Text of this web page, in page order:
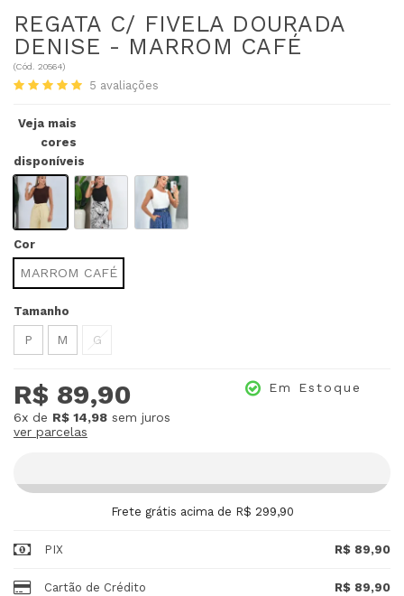
REGATA C/ FIVELA DOURADA
DENISE - MARROM CAFÉ
(Cód. 20564)
5 avaliações
Veja mais
cores
disponíveis
Cor
MARROM CAFÉ
Tamanho
P M G
R$ 89,90
6x de R$ 14,98 sem juros
ver parcelas
Em Estoque
Frete grátis acima de R$ 299,90
PIX R$ 89,90
Cartão de Crédito R$ 89,90